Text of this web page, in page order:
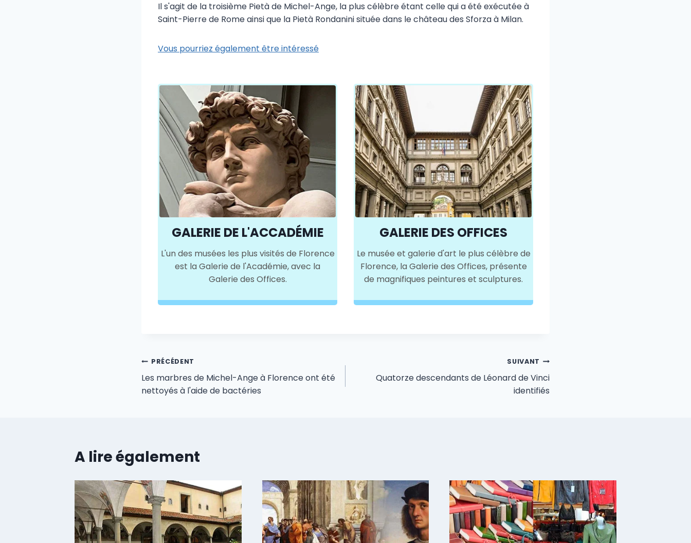
Il s'agit de la troisième Pietà de Michel-Ange, la plus célèbre étant celle qui a été exécutée à
Saint-Pierre de Rome ainsi que la Pietà Rondanini située dans le château des Sforza à Milan.
Vous pourriez également être intéressé
GALERIE DE L'ACCADÉMIE
L'un des musées les plus visités de Florence
est la Galerie de l'Académie, avec la
Galerie des Offices.
GALERIE DES OFFICES
Le musée et galerie d'art le plus célèbre de
Florence, la Galerie des Offices, présente
de magnifiques peintures et sculptures.
Navigation
de
PRÉCÉDENT
Les marbres de Michel-Ange à Florence ont été
nettoyés à l'aide de bactéries
SUIVANT
Quatorze descendants de Léonard de Vinci
identifiés
A lire également